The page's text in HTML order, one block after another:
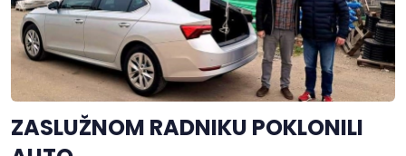
ZASLUŽNOM RADNIKU POKLONILI